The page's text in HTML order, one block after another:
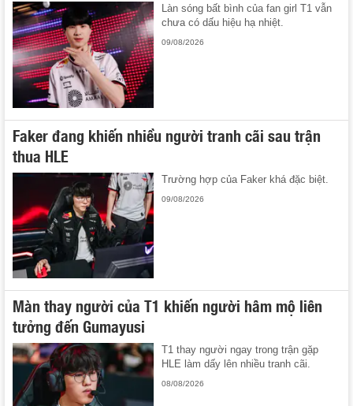
Làn sóng bất bình của fan girl T1 vẫn
chưa có dấu hiệu hạ nhiệt.
09/08/2026
Faker đang khiến nhiều người tranh cãi sau trận
thua HLE
Trường hợp của Faker khá đặc biệt.
09/08/2026
Màn thay người của T1 khiến người hâm mộ liên
tưởng đến Gumayusi
T1 thay người ngay trong trận gặp
HLE làm dấy lên nhiều tranh cãi.
08/08/2026